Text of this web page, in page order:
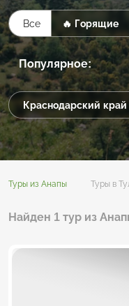
Все 🔥 Горящие
Популярное:
Краснодарский край
Туры из Анапы Туры в
Найден 1 тур из